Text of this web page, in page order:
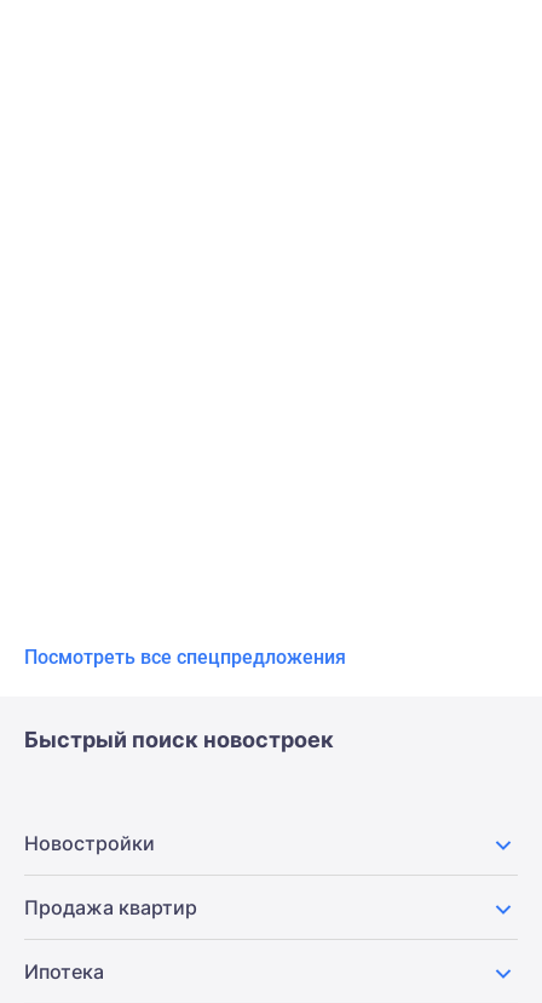
Посмотреть все спецпредложения
Быстрый поиск новостроек
Новостройки
Продажа квартир
Ипотека